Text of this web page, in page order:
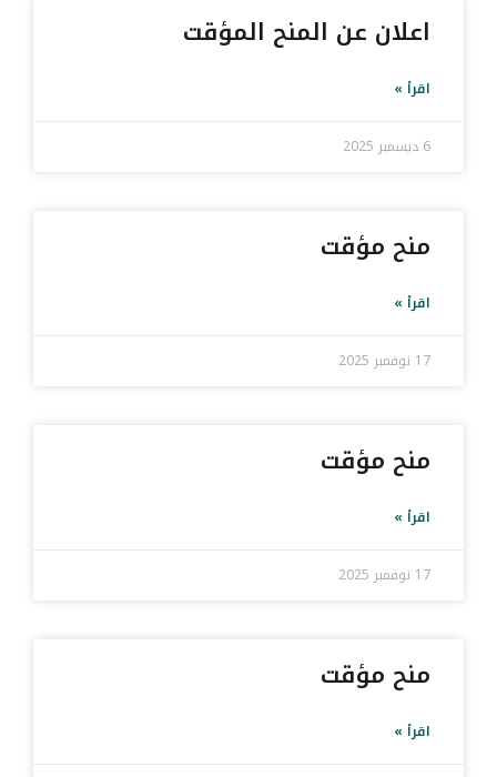
اعلان عن المنح المؤقت
اقرأ »
6 ديسمبر 2025
منح مؤقت
اقرأ »
17 نوفمبر 2025
منح مؤقت
اقرأ »
17 نوفمبر 2025
منح مؤقت
اقرأ »